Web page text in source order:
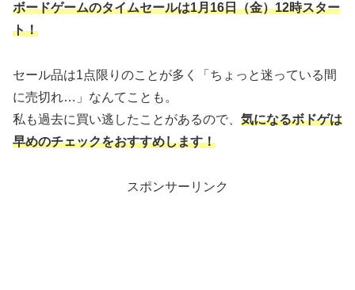
ボードゲームのタイムセールは1月16日（金）12時スター
ト！
セール品は1点限りのことが多く「ちょっと迷っている間
に売切れ…」なんてことも。
私も過去に買い逃したことがあるので、 気になるボドゲは
早めのチェックをおすすめします！
スポンサーリンク